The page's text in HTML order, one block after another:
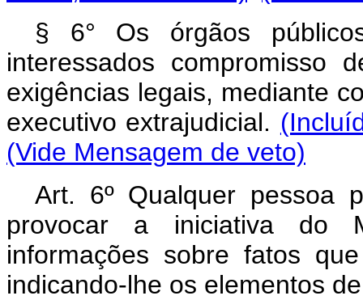
§ 6° Os órgãos
interessados compromisso
exigências legais, mediante
executivo extrajudicial.
(Vide Mensagem de veto)
Art. 6º Qualquer pessoa
provocar a iniciativa do
informações sobre fatos
indicando-lhe os elementos